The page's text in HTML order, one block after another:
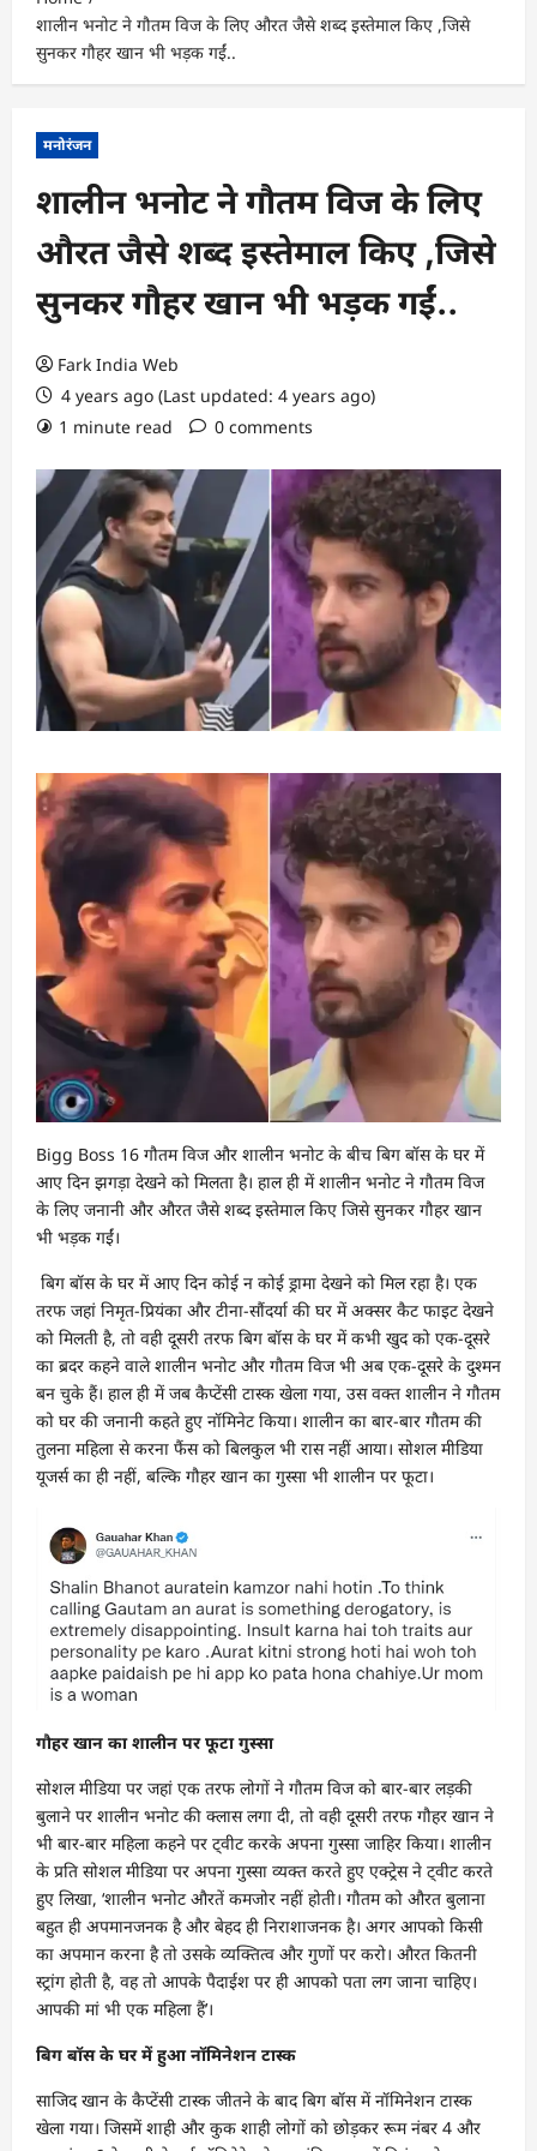
शालीन भनोट ने गौतम विज के लिए औरत जैसे शब्द इस्तेमाल किए ,जिसे
सुनकर गौहर खान भी भड़क गईं..
मनोरंजन
शालीन भनोट ने गौतम विज के लिए
औरत जैसे शब्द इस्तेमाल किए ,जिसे
सुनकर गौहर खान भी भड़क गईं..
Fark India Web
4 years ago (Last updated: 4 years ago)
1 minute read
0 comments
Bigg Boss 16 गौतम विज और शालीन भनोट के बीच बिग बॉस के घर में
आए दिन झगड़ा देखने को मिलता है। हाल ही में शालीन भनोट ने गौतम विज
के लिए जनानी और औरत जैसे शब्द इस्तेमाल किए जिसे सुनकर गौहर खान
भी भड़क गईं।
बिग बॉस के घर में आए दिन कोई न कोई ड्रामा देखने को मिल रहा है। एक
तरफ जहां निमृत-प्रियंका और टीना-सौंदर्या की घर में अक्सर कैट फाइट देखने
को मिलती है, तो वही दूसरी तरफ बिग बॉस के घर में कभी खुद को एक-दूसरे
का ब्रदर कहने वाले शालीन भनोट और गौतम विज भी अब एक-दूसरे के दुश्मन
बन चुके हैं। हाल ही में जब कैप्टेंसी टास्क खेला गया, उस वक्त शालीन ने गौतम
को घर की जनानी कहते हुए नॉमिनेट किया। शालीन का बार-बार गौतम की
तुलना महिला से करना फैंस को बिलकुल भी रास नहीं आया। सोशल मीडिया
यूजर्स का ही नहीं, बल्कि गौहर खान का गुस्सा भी शालीन पर फूटा।
गौहर खान का शालीन पर फूटा गुस्सा
सोशल मीडिया पर जहां एक तरफ लोगों ने गौतम विज को बार-बार लड़की
बुलाने पर शालीन भनोट की क्लास लगा दी, तो वही दूसरी तरफ गौहर खान ने
भी बार-बार महिला कहने पर ट्वीट करके अपना गुस्सा जाहिर किया। शालीन
के प्रति सोशल मीडिया पर अपना गुस्सा व्यक्त करते हुए एक्ट्रेस ने ट्वीट करते
हुए लिखा, ‘शालीन भनोट औरतें कमजोर नहीं होती। गौतम को औरत बुलाना
बहुत ही अपमानजनक है और बेहद ही निराशाजनक है। अगर आपको किसी
का अपमान करना है तो उसके व्यक्तित्व और गुणों पर करो। औरत कितनी
स्ट्रांग होती है, वह तो आपके पैदाईश पर ही आपको पता लग जाना चाहिए।
आपकी मां भी एक महिला हैं’।
बिग बॉस के घर में हुआ नॉमिनेशन टास्क
साजिद खान के कैप्टेंसी टास्क जीतने के बाद बिग बॉस में नॉमिनेशन टास्क
खेला गया। जिसमें शाही और कुक शाही लोगों को छोड़कर रूम नंबर 4 और